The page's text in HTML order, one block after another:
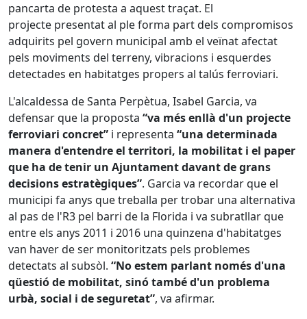
pancarta de protesta a aquest traçat. El
projecte presentat al ple forma part dels compromisos
adquirits pel govern municipal amb el veïnat afectat
pels moviments del terreny, vibracions i esquerdes
detectades en habitatges propers al talús ferroviari.
L'alcaldessa de Santa Perpètua, Isabel Garcia, va
defensar que la proposta “va més enllà d'un projecte
ferroviari concret” i representa “una determinada
manera d'entendre el territori, la mobilitat i el paper
que ha de tenir un Ajuntament davant de grans
decisions estratègiques”. Garcia va recordar que el
municipi fa anys que treballa per trobar una alternativa
al pas de l'R3 pel barri de la Florida i va subratllar que
entre els anys 2011 i 2016 una quinzena d'habitatges
van haver de ser monitoritzats pels problemes
detectats al subsòl. “No estem parlant només d'una
qüestió de mobilitat, sinó també d'un problema
urbà, social i de seguretat”, va afirmar.